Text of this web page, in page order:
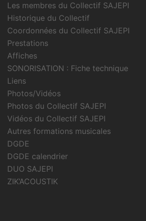
Les membres du Collectif SAJEPI
Historique du Collectif
Coordonnées du Collectif SAJEPI
Prestations
Affiches
SONORISATION : Fiche technique
Liens
Photos/Vidéos
Photos du Collectif SAJEPI
Vidéos du Collectif SAJEPI
Autres formations musicales
DGDE
DGDE calendrier
DUO SAJEPI
ZIK’ACOUSTIK